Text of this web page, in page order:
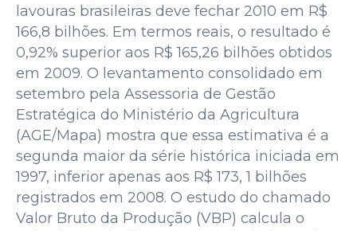
lavouras brasileiras deve fechar 2010 em R$
166,8 bilhões. Em termos reais, o resultado é
0,92% superior aos R$ 165,26 bilhões obtidos
em 2009. O levantamento consolidado em
setembro pela Assessoria de Gestão
Estratégica do Ministério da Agricultura
(AGE/Mapa) mostra que essa estimativa é a
segunda maior da série histórica iniciada em
1997, inferior apenas aos R$ 173, 1 bilhões
registrados em 2008. O estudo do chamado
Valor Bruto da Produção (VBP) calcula o